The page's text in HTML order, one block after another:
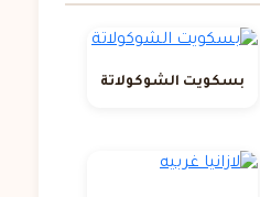
بسكويت الشوكولاتة